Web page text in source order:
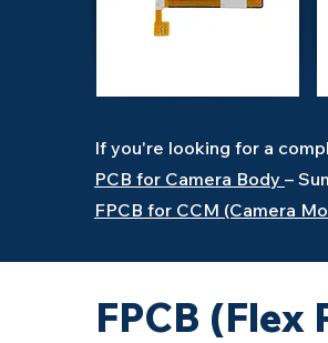
If you're looking for a
PCB for Camera Body –
FPCB for CCM (Camera
FPCB (Flex